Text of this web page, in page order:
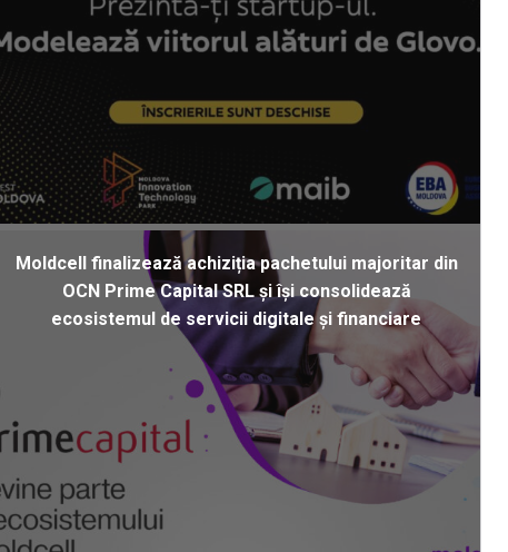
Moldcell finalizează achiziția pachetului majoritar din
OCN Prime Capital SRL și își consolidează
ecosistemul de servicii digitale și financiare